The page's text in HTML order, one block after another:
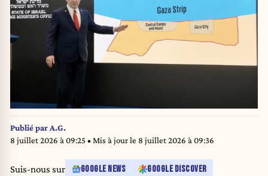
Publié par A.G.
8 juillet 2026 à 09:25 • Mis à jour le 8 juillet 2026 à 09:36
Suis-nous sur GOOGLE NEWS GOOGLE DISCOVER